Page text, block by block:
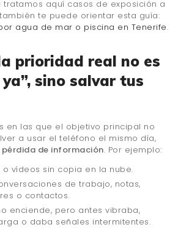
tratamos aquí casos de exposición a
te puede orientar esta guía:
agua de mar o piscina en Tenerife.
prioridad real no es
sino salvar tus
en las que el objetivo principal no
a usar el teléfono el mismo día,
de información. Por ejemplo:
o vídeos sin copia en la nube.
de trabajo, notas,
o contactos.
enciende, pero antes vibraba,
o daba señales intermitentes.